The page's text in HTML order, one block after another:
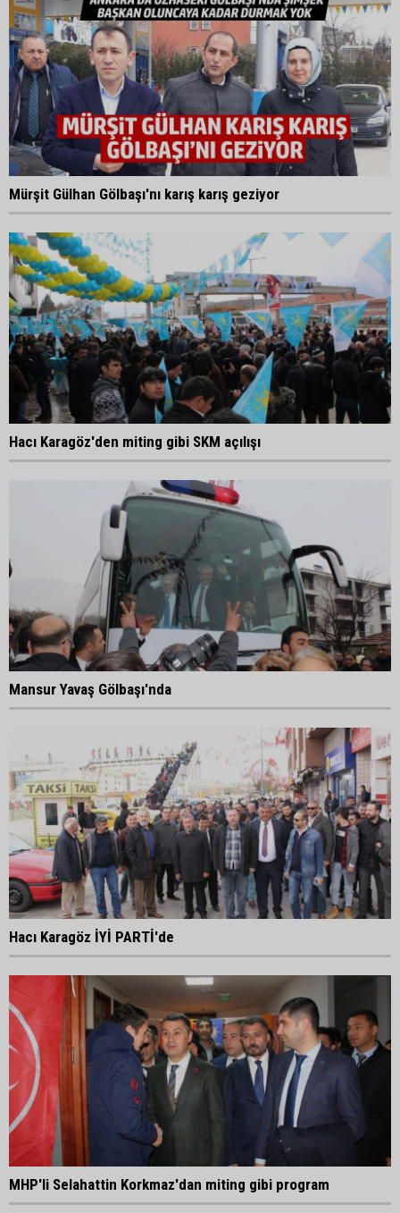
Mürşit Gülhan Gölbaşı'nı karış karış geziyor
Hacı Karagöz'den miting gibi SKM açılışı
Mansur Yavaş Gölbaşı'nda
Hacı Karagöz İYİ PARTİ'de
MHP'li Selahattin Korkmaz'dan miting gibi program